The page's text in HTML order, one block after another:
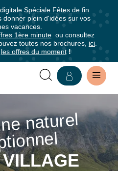
Spéciale Fêtes de fin
donner plein d'idées sur vos
vacances.
1ère minute ou consultez
toutes nos brochures, ici
les offres du moment!